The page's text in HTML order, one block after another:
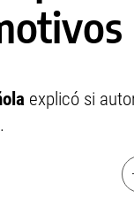
explicó si